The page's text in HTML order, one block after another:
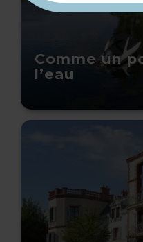
Comme un
l’eau